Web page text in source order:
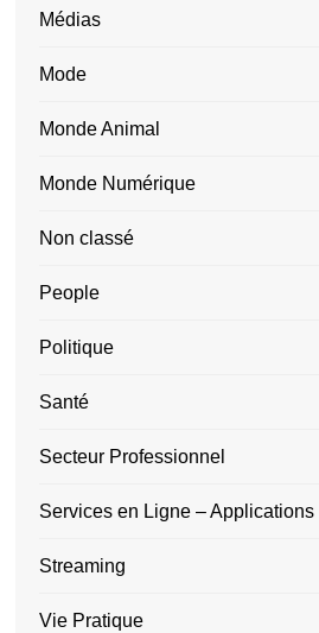
Médias
Mode
Monde Animal
Monde Numérique
Non classé
People
Politique
Santé
Secteur Professionnel
Services en Ligne – Applications
Streaming
Vie Pratique